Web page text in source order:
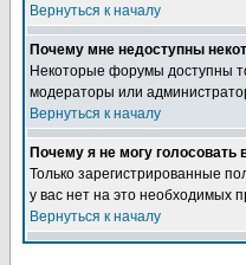
Вернуться к началу
Почему мне недоступны
Некоторые форумы доступны
модераторы или
Вернуться к началу
Почему я не могу голосовать
Только зарегистрированные
у вас нет на это необходимых
Вернуться к началу